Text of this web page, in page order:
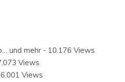
und mehr - 10.176 Views
Views
Views